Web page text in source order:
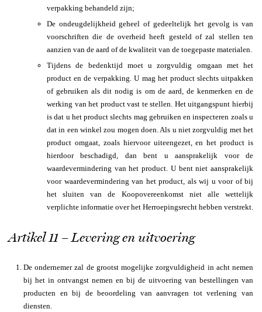
verpakking behandeld zijn;
De ondeugdelijkheid geheel of gedeeltelijk het gevolg is van
voorschriften die de overheid heeft gesteld of zal stellen ten
aanzien van de aard of de kwaliteit van de toegepaste materialen.
Tijdens de bedenktijd moet u zorgvuldig omgaan met het
product en de verpakking. U mag het product slechts uitpakken
of gebruiken als dit nodig is om de aard, de kenmerken en de
werking van het product vast te stellen. Het uitgangspunt hierbij
is dat u het product slechts mag gebruiken en inspecteren zoals u
dat in een winkel zou mogen doen. Als u niet zorgvuldig met het
product omgaat, zoals hiervoor uiteengezet, en het product is
hierdoor beschadigd, dan bent u aansprakelijk voor de
waardevermindering van het product. U bent niet aansprakelijk
voor waardevermindering van het product, als wij u voor of bij
het sluiten van de Koopovereenkomst niet alle wettelijk
verplichte informatie over het Herroepingsrecht hebben verstrekt.
Artikel 11 – Levering en uitvoering
De ondernemer zal de grootst mogelijke zorgvuldigheid in acht nemen
bij het in ontvangst nemen en bij de uitvoering van bestellingen van
producten en bij de beoordeling van aanvragen tot verlening van
diensten.